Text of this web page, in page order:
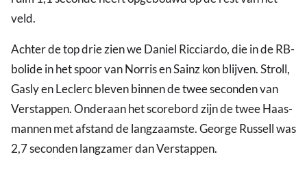
veld.
Achter de top drie zien we Daniel Ricciardo, die in de RB-
bolide in het spoor van Norris en Sainz kon blijven. Stroll,
Gasly en Leclerc bleven binnen de twee seconden van
Verstappen. Onderaan het scorebord zijn de twee Haas-
mannen met afstand de langzaamste. George Russell was
2,7 seconden langzamer dan Verstappen.